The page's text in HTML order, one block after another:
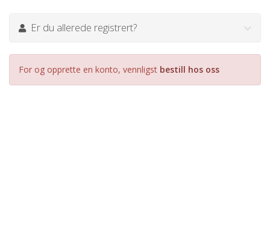
Er du allerede registrert?
For og opprette en konto, vennligst bestill hos oss